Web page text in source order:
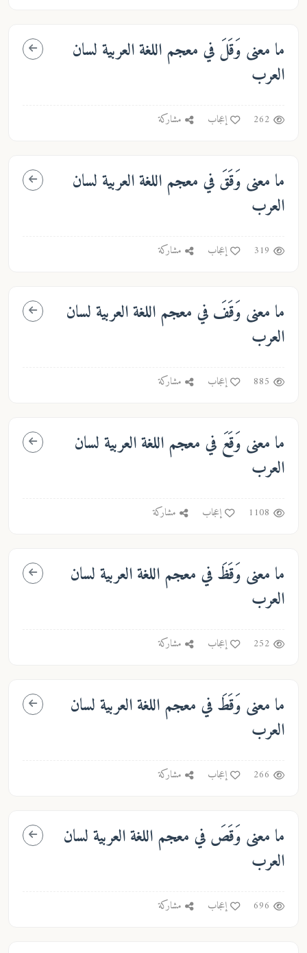
ما معنى وَقَلَفي معجم اللغة العربية لسان
العرب
262 إعجاب مشاركة
ما معنى وَقَقَفي معجم اللغة العربية لسان
العرب
319 إعجاب مشاركة
ما معنى وَقَفَفي معجم اللغة العربية لسان
العرب
885 إعجاب مشاركة
ما معنى وَقَعَ في معجم اللغة العربية لسان
العرب
1108 إعجاب مشاركة
ما معنى وَقَظَفي معجم اللغة العربية لسان
العرب
252 إعجاب مشاركة
ما معنى وَقَطَفي معجم اللغة العربية لسان
العرب
266 إعجاب مشاركة
ما معنى وَقَصَفي معجم اللغة العربية لسان
العرب
696 إعجاب مشاركة